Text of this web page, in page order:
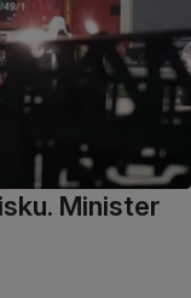
Minister